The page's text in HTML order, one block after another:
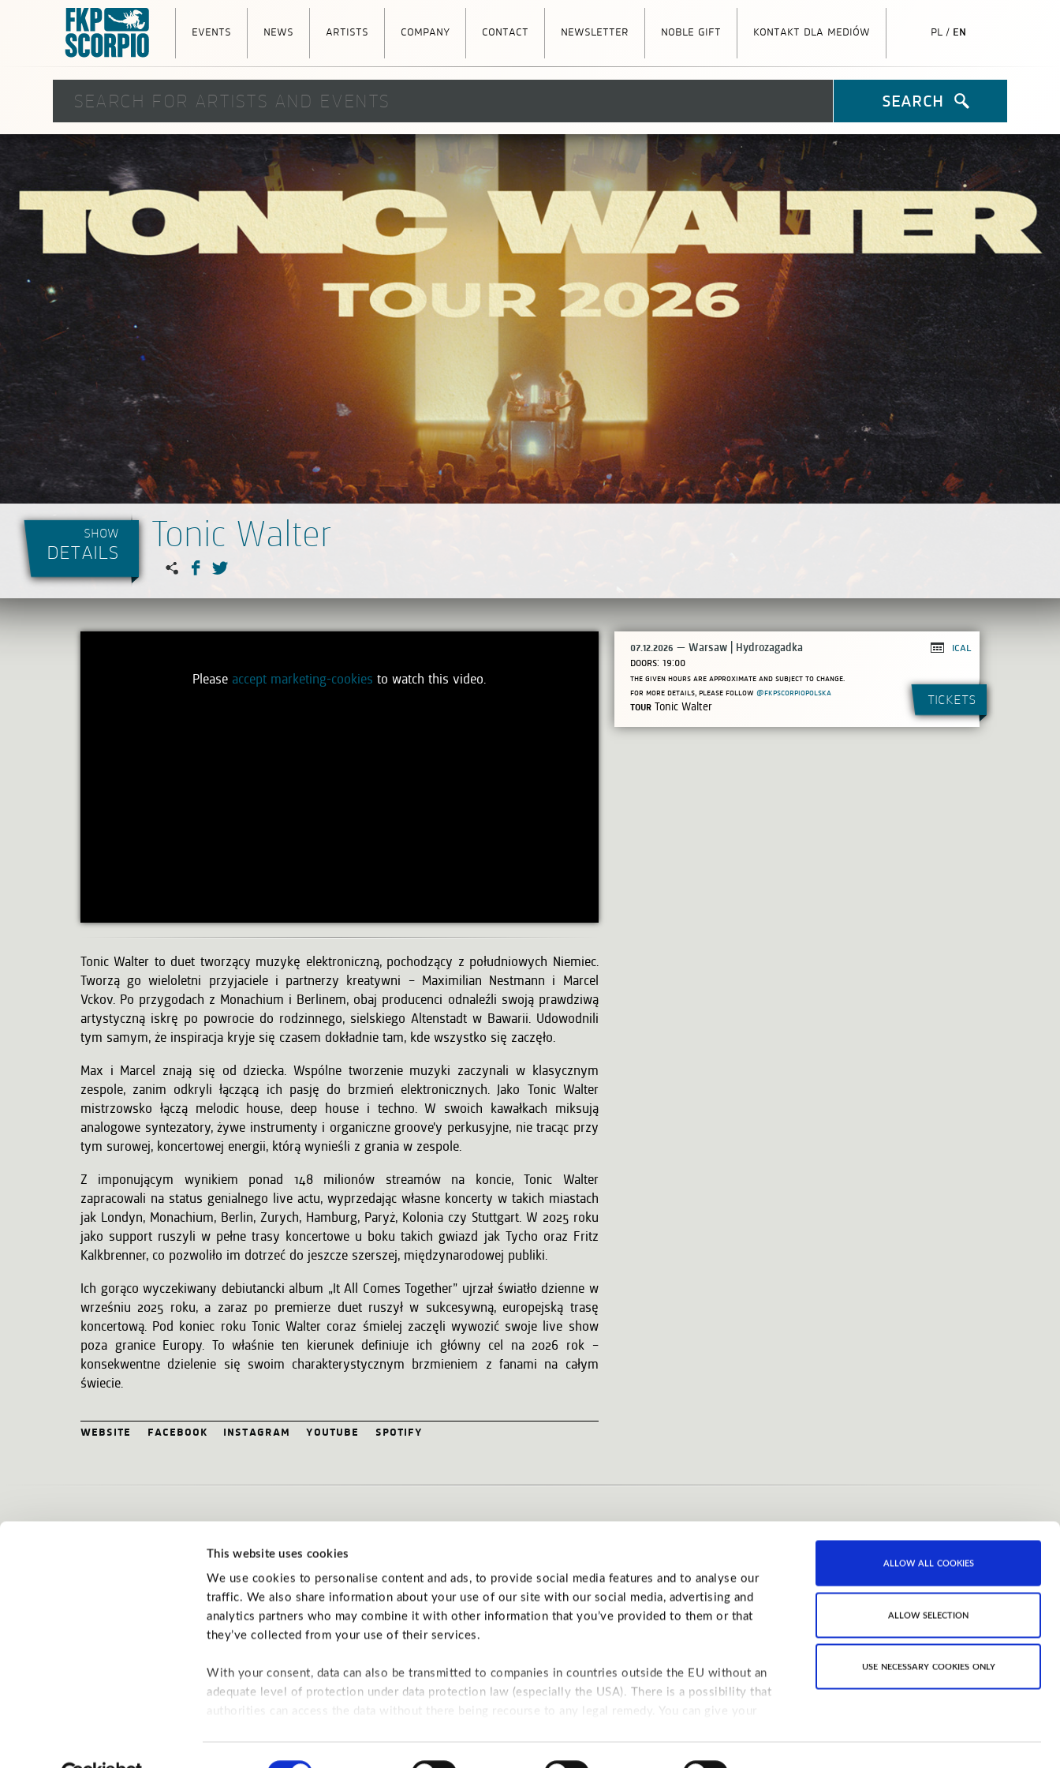
This website uses cookies
We use cookies to personalise content and ads, to provide social media features and to analyse our
traffic. We also share information about your use of our site with our social media, advertising and
analytics partners who may combine it with other information that you’ve provided to them or that
they’ve collected from your use of their services.
With your consent, data can also be transmitted to companies in countries outside the EU without an
adequate level of protection under data protection law (especially the USA). There is a possibility that
authorities can access the data without there being recourse to any legal remedy. You can give your
allow all cookies
allow selection
use necessary cookies only
events news artists company contact newsletter noble gift kontakt dla mediów pl / en
show
details Tonic Walter
Please accept marketing-cookies to watch this video.
Tonic Walter to duet tworzący muzykę elektroniczną, pochodzący z południowych Niemiec.
Tworzą go wieloletni przyjaciele i partnerzy kreatywni – Maximilian Nestmann i Marcel
Vckov. Po przygodach z Monachium i Berlinem, obaj producenci odnaleźli swoją prawdziwą
artystyczną iskrę po powrocie do rodzinnego, sielskiego Altenstadt w Bawarii. Udowodnili
tym samym, że inspiracja kryje się czasem dokładnie tam, kde wszystko się zaczęło.
Max i Marcel znają się od dziecka. Wspólne tworzenie muzyki zaczynali w klasycznym
zespole, zanim odkryli łączącą ich pasję do brzmień elektronicznych. Jako Tonic Walter
mistrzowsko łączą melodic house, deep house i techno. W swoich kawałkach miksują
analogowe syntezatory, żywe instrumenty i organiczne groove'y perkusyjne, nie tracąc przy
tym surowej, koncertowej energii, którą wynieśli z grania w zespole.
Z imponującym wynikiem ponad 148 milionów streamów na koncie, Tonic Walter
zapracowali na status genialnego live actu, wyprzedając własne koncerty w takich miastach
jak Londyn, Monachium, Berlin, Zurych, Hamburg, Paryż, Kolonia czy Stuttgart. W 2025 roku
jako support ruszyli w pełne trasy koncertowe u boku takich gwiazd jak Tycho oraz Fritz
Kalkbrenner, co pozwoliło im dotrzeć do jeszcze szerszej, międzynarodowej publiki.
Ich gorąco wyczekiwany debiutancki album „It All Comes Together” ujrzał światło dzienne w
wrześniu 2025 roku, a zaraz po premierze duet ruszył w sukcesywną, europejską trasę
koncertową. Pod koniec roku Tonic Walter coraz śmielej zaczęli wywozić swoje live show
poza granice Europy. To właśnie ten kierunek definiuje ich główny cel na 2026 rok –
konsekwentne dzielenie się swoim charakterystycznym brzmieniem z fanami na całym
świecie.
website facebook instagram youtube spotify
07.12.2026 — Warsaw | Hydrozagadka
doors: 19:00
the given hours are approximate and subject to change.
for more details, please follow @fkpscorpiopolska
tourTonic Walter
ical
tickets
Tonic Walter, niemieckie duo elektoniczne na...
Tonic Walter to duet tworzący muzykę elektroniczną,
wieloletni przyjaciele i partnerzy kreatywni –...
contact
terms & conditions concerts